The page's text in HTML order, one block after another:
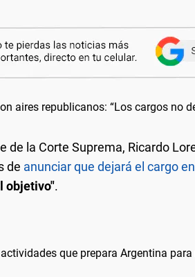
de la Corte Suprema, Ricardo
de anunciar que dejará el cargo
objetivo".
que prepara Argentina para